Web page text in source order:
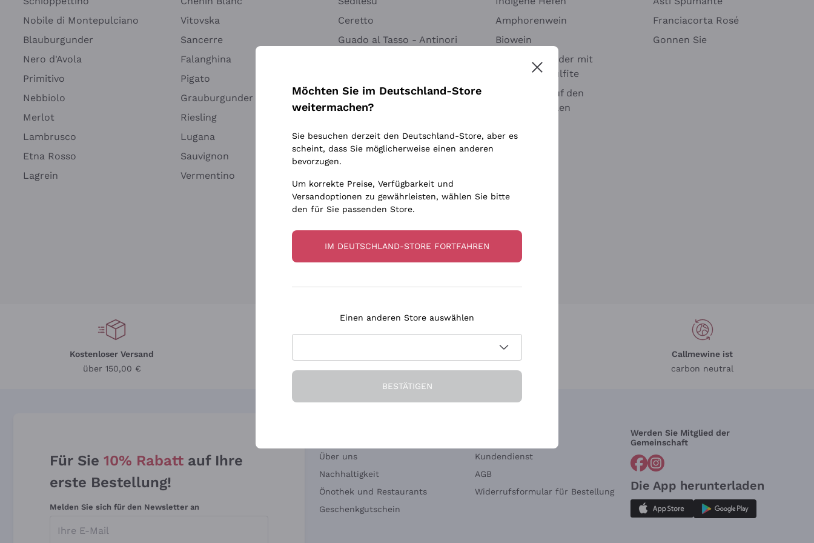
Nobile di Montepulciano
Blauburgunder
Nero d'Avola
Primitivo
Nebbiolo
Merlot
Lambrusco
Etna Rosso
Lagrein
Vitovska
Sancerre
Falanghina
Pigato
Grauburgunder
Riesling
Lugana
Sauvignon
Vermentino
Ceretto
Guado al Tasso - Antinori
Ca' dei Frati
Biondi Santi
Quintarelli Giuseppe
Rinaldi Giuseppe
Egly Ouriet
Jacquesson
Agrapart
Amphorenwein
Biowein
Ohne Sulfit oder mit
minimalen Sulfite
Maischung auf den
Traubenschalen
Franciacorta Rosé
Gonnen Sie
Kostenloser Versand
über 150,00 €
in Deutschland
in 3 Raten
Callmewine ist
carbon neutral
Für Sie 10% Rabatt auf Ihre
erste Bestellung!
Melden Sie sich für den Newsletter an
Über uns
Nachhaltigkeit
Önothek und Restaurants
Geschenkgutschein
Kundendienst
AGB
Widerrufsformular für Bestellung
Werden Sie Mitglied der
Gemeinschaft
Die App herunterladen
Melden Sie mich an
Möchten Sie im Deutschland-Store
weitermachen?
Sie besuchen derzeit den Deutschland-Store, aber es
scheint, dass Sie möglicherweise einen anderen
bevorzugen.
Um korrekte Preise, Verfügbarkeit und
Versandoptionen zu gewährleisten, wählen Sie bitte
den für Sie passenden Store.
IM DEUTSCHLAND-STORE FORTFAHREN
Einen anderen Store auswählen
BESTÄTIGEN